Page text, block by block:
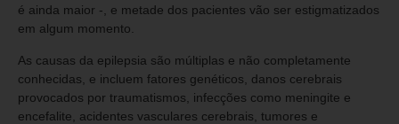
é ainda maior -, e metade dos pacientes vão ser estigmatizados
em algum momento.
As causas da epilepsia são múltiplas e não completamente
conhecidas, e incluem fatores genéticos, danos cerebrais
provocados por traumatismos, infecções como meningite e
encefalite, acidentes vasculares cerebrais, tumores e